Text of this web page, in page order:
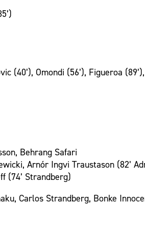
(40’), Omondi (56’), Figueroa
Behrang Safari
Arnór Ingvi Traustason (82’
(74’ Strandberg)
Carlos Strandberg, Bonke